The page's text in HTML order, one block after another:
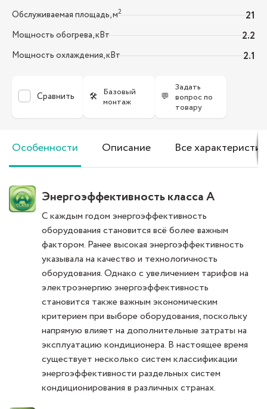
Обслуживаемая площадь, м2 21
Мощность обогрева, кВт 2.2
Мощность охлаждения, кВт 2.1
Сравнить 🛠 Базовый
монтаж
💬
Задать
вопрос по
товару
Особенности Описание Все
Энергоэффективность класса А
С каждым годом энергоэффективность
оборудования становится всё более важным
фактором. Ранее высокая энергоэффективность
указывала на качество и технологичность
оборудования. Однако с увеличением тарифов на
электроэнергию энергоэффективность
становится также важным экономическим
критерием при выборе оборудования, поскольку
напрямую влияет на дополнительные затраты на
эксплуатацию кондиционера. В настоящее время
существует несколько систем классификации
энергоэффективности раздельных систем
кондиционирования в различных странах.